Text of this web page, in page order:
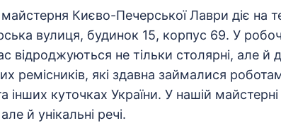
Києво-Печерської Лаври діє на
вулиця, будинок 15, корпус 69. У
відроджуються не тільки столярні, але й
ремісників, які здавна займалися
інших куточках України. У нашій
й унікальні речі.